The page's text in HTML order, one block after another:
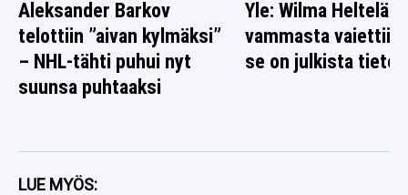
Aleksander Barkov
telottiin ”aivan kylmäksi”
– NHL-tähti puhui nyt
suunsa puhtaaksi
Yle: Wilma Heltelän
vammasta vaiettiin
se on julkista tietoa
LUE MYÖS: